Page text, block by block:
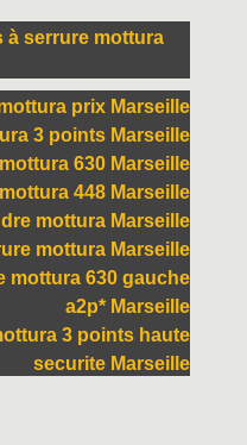
à serrure mottura
prix Marseille
3 points Marseille
630 Marseille
448 Marseille
mottura Marseille
mottura Marseille
mottura 630 gauche
a2p* Marseille
3 points haute
securite Marseille